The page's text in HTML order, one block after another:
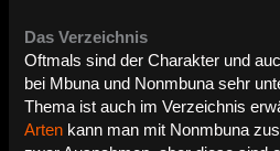
Das Verzeichnis
Oftmals sind der Charakter und
bei Mbuna und Nonmbuna sehr
Thema ist auch im Verzeichnis
Arten kann man mit Nonmbuna